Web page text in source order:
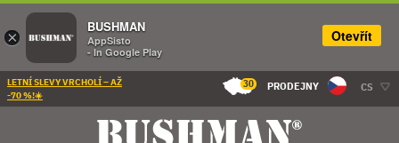
LETNÍ SLEVY VRCHOLÍ – AŽ
-70 %!☀️
30 PRODEJNY CS
×
BUSHMAN
AppSisto
- In Google Play
Otevřít